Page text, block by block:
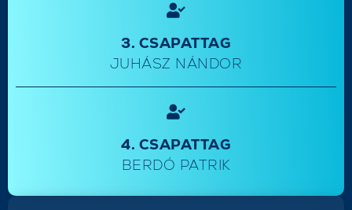
3. CSAPATTAG
JUHÁSZ NÁNDOR
4. CSAPATTAG
BERDÓ PATRIK